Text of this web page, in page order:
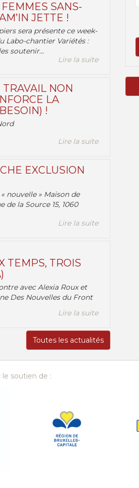
SANS-
JETTE !
sera présente ce week-
Labo-chantier Variétés :
soutenir...
Lire la suite
NON
LA
!
Lire la suite
EXCLUSION
nouvelle » Maison de
de la Source 15, 1060
Lire la suite
TEMPS, TROIS
avec Alexia Roux et
Des Nouvelles du Front
Lire la suite
Toutes les actualités
le soutien de :